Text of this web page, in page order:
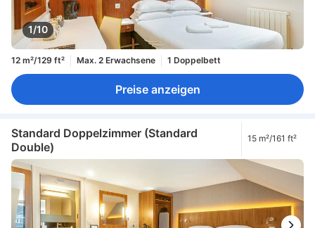
1/10
12 m²/129 ft² Max. 2 Erwachsene 1 Doppelbett
Preise anzeigen
Standard Doppelzimmer (Standard
Double)
15 m²/161 ft²